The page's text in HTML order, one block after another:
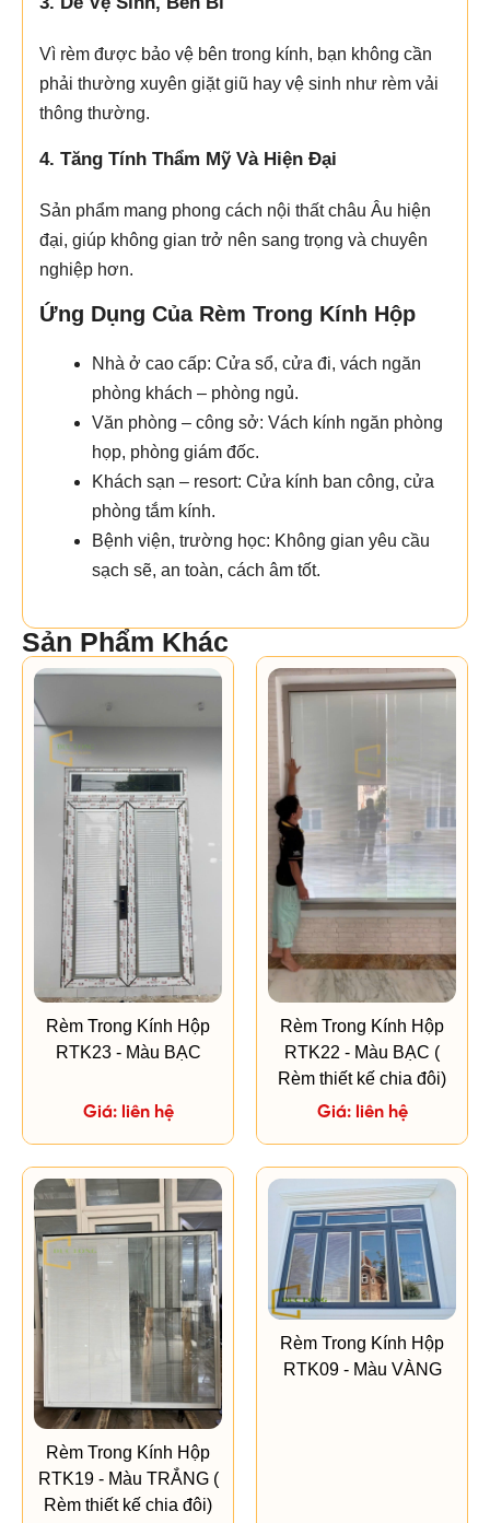
Vì rèm được bảo vệ bên trong kính, bạn không cần
phải thường xuyên giặt giũ hay vệ sinh như rèm vải
thông thường.
4. Tăng Tính Thẩm Mỹ Và Hiện Đại
Sản phẩm mang phong cách nội thất châu Âu hiện
đại, giúp không gian trở nên sang trọng và chuyên
nghiệp hơn.
Ứng Dụng Của Rèm Trong Kính Hộp
Nhà ở cao cấp: Cửa sổ, cửa đi, vách ngăn
phòng khách – phòng ngủ.
Văn phòng – công sở: Vách kính ngăn phòng
họp, phòng giám đốc.
Khách sạn – resort: Cửa kính ban công, cửa
phòng tắm kính.
Bệnh viện, trường học: Không gian yêu cầu
sạch sẽ, an toàn, cách âm tốt.
Sản Phẩm Khác
Rèm Trong Kính Hộp
RTK23 - Màu BẠC
Giá: liên hệ
Rèm Trong Kính Hộp
RTK22 - Màu BẠC (
Rèm thiết kế chia đôi)
Giá: liên hệ
Rèm Trong Kính Hộp
RTK19 - Màu TRẮNG (
Rèm thiết kế chia đôi)
Rèm Trong Kính Hộp
RTK09 - Màu VÀNG